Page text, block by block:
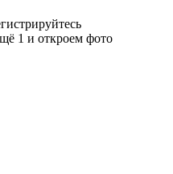
1 и откроем фото